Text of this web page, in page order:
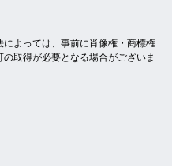
よっては、事前に肖像権・商標権
取得が必要となる場合がございま